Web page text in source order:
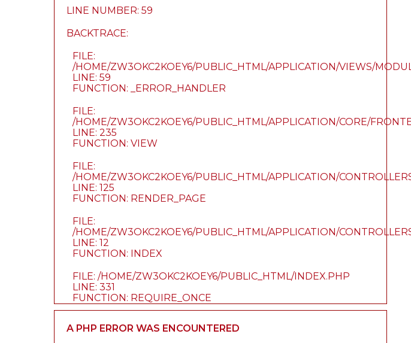
LINE NUMBER: 59
BACKTRACE:
FILE:
/HOME/ZW3OKC2KOEY6/PUBLIC_HTML/APPLICATION/VIEWS/
LINE: 59
FUNCTION: _ERROR_HANDLER
FILE:
/HOME/ZW3OKC2KOEY6/PUBLIC_HTML/APPLICATION/CORE/
LINE: 235
FUNCTION: VIEW
FILE:
/HOME/ZW3OKC2KOEY6/PUBLIC_HTML/APPLICATION/
LINE: 125
FUNCTION: RENDER_PAGE
FILE:
/HOME/ZW3OKC2KOEY6/PUBLIC_HTML/APPLICATION/
LINE: 12
FUNCTION: INDEX
FILE: /HOME/ZW3OKC2KOEY6/PUBLIC_HTML/INDEX.PHP
LINE: 331
FUNCTION: REQUIRE_ONCE
A PHP ERROR WAS ENCOUNTERED